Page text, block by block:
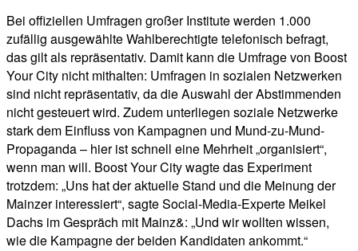
Bei offiziellen Umfragen großer Institute werden 1.000
zufällig ausgewählte Wahlberechtigte telefonisch befragt,
das gilt als repräsentativ. Damit kann die Umfrage von Boost
Your City nicht mithalten: Umfragen in sozialen Netzwerken
sind nicht repräsentativ, da die Auswahl der Abstimmenden
nicht gesteuert wird. Zudem unterliegen soziale Netzwerke
stark dem Einfluss von Kampagnen und Mund-zu-Mund-
Propaganda – hier ist schnell eine Mehrheit „organisiert“,
wenn man will. Boost Your City wagte das Experiment
trotzdem: „Uns hat der aktuelle Stand und die Meinung der
Mainzer interessiert“, sagte Social-Media-Experte Meikel
Dachs im Gespräch mit Mainz&: „Und wir wollten wissen,
wie die Kampagne der beiden Kandidaten ankommt.“